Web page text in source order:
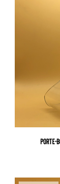
Porte-